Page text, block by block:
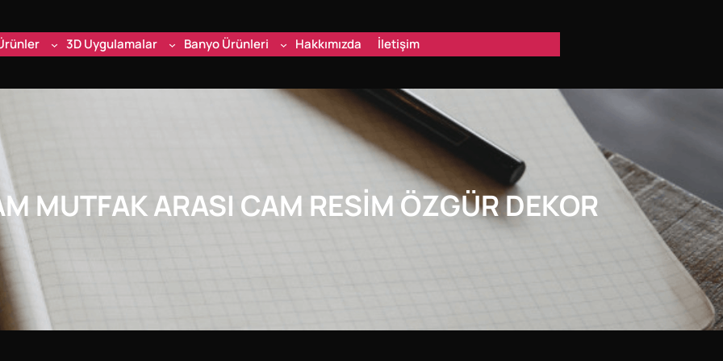
3D Uygulamalar Banyo Ürünleri Hakkımızda İletişim
MUTFAK ARASI CAM RESIM ÖZGÜR DEKOR